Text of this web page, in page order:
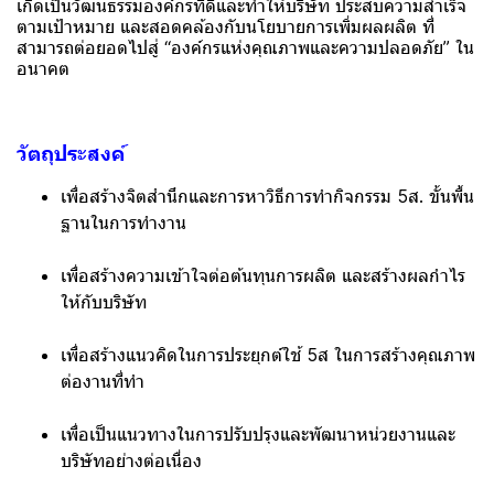
เกิดเป็นวัฒนธรรมองค์กรที่ดีและทำให้บริษัท ประสบความสำเร็จ
ตามเป้าหมาย และสอดคล้องกับนโยบายการเพิ่มผลผลิต ที่
สามารถต่อยอดไปสู่ “องค์กรแห่งคุณภาพและความปลอดภัย” ใน
อนาคต
วัตถุประสงค์
เพื่อสร้างจิตสำนึกและการหาวิธีการทำกิจกรรม 5ส. ขั้นพื้น
ฐานในการทำงาน
เพื่อสร้างความเข้าใจต่อต้นทุนการผลิต และสร้างผลกำไร
ให้กับบริษัท
เพื่อสร้างแนวคิดในการประยุกต์ใช้ 5ส ในการสร้างคุณภาพ
ต่องานที่ทำ
เพื่อเป็นแนวทางในการปรับปรุงและพัฒนาหน่วยงานและ
บริษัทอย่างต่อเนื่อง